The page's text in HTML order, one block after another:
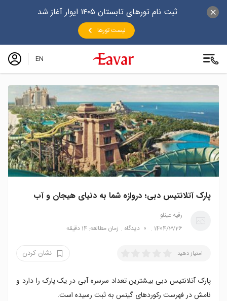
ثبت نام تورهای تابستان ۱۴۰۵ ایوار آغاز شد
لیست تورها
EN
پارک آتلانتیس دبی؛ دروازه شما به دنیای هیجان و آب
رقیه عینلو
1404/3/26
0 دیدگاه زمان مطالعه: 14 دقیقه
امتیاز دهید نشان کردن
پارک آتلانتیس دبی بیشترین تعداد سرسره آبی در یک پارک را دارد و
نامش در فهرست رکوردهای گینس به ثبت رسیده است.